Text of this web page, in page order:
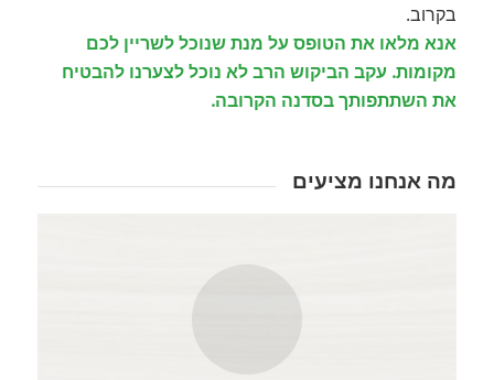
בקרוב.
אנא מלאו את הטופס על מנת שנוכל לשריין לכם
מקומות. עקב הביקוש הרב לא נוכל לצערנו להבטיח
את השתתפותך בסדנה הקרובה.
מה אנחנו מציעים